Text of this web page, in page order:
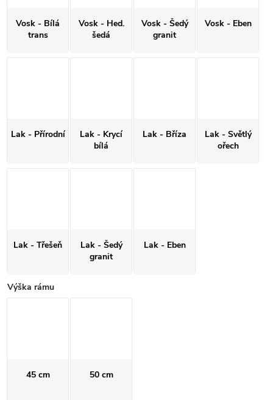
Vosk - Bílá
trans
Vosk - Hed.
šedá
Vosk - Šedý
granit
Vosk - Eben
Lak - Přírodní
Lak - Krycí
bílá
Lak - Bříza
Lak - Světlý
ořech
Lak - Třešeň
Lak - Šedý
granit
Lak - Eben
Výška rámu
45 cm 50 cm